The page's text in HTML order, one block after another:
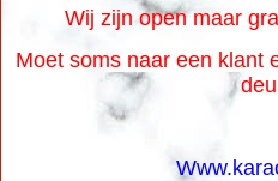
Wij zijn open maar
Moet soms naar een klant